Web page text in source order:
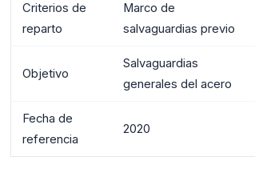
Criterios de
reparto
Marco de
salvaguardias previo
Objetivo
Salvaguardias
generales del acero
Fecha de
referencia
2020